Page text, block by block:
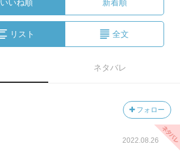
いいね順 新着順
リスト 全文
ネタバレ
フォロー
2022.08.26